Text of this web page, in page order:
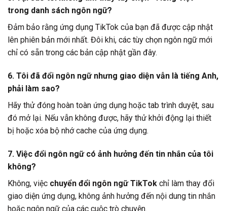
trong danh sách ngôn ngữ?
Đảm bảo rằng ứng dụng TikTok của bạn đã được cập nhật
lên phiên bản mới nhất. Đôi khi, các tùy chọn ngôn ngữ mới
chỉ có sẵn trong các bản cập nhật gần đây.
6. Tôi đã đổi ngôn ngữ nhưng giao diện vẫn là tiếng Anh,
phải làm sao?
Hãy thử đóng hoàn toàn ứng dụng hoặc tab trình duyệt, sau
đó mở lại. Nếu vẫn không được, hãy thử khởi động lại thiết
bị hoặc xóa bộ nhớ cache của ứng dụng.
7. Việc đổi ngôn ngữ có ảnh hưởng đến tin nhắn của tôi
không?
Không, việc chuyển đổi ngôn ngữ TikTok chỉ làm thay đổi
giao diện ứng dụng, không ảnh hưởng đến nội dung tin nhắn
hoặc ngôn ngữ của các cuộc trò chuyện.